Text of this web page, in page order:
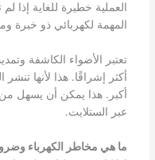
العملية خطيرة للغاية إذا
المهمة لكهربائي ذو خبرة
تعتبر الأضواء الكاشفة
أكثر إشراقًا. هذا لأنها
أكبر. هذا يمكن أن يسهل
عبر الستلايت.
ما هي مخاطر الكهرباء